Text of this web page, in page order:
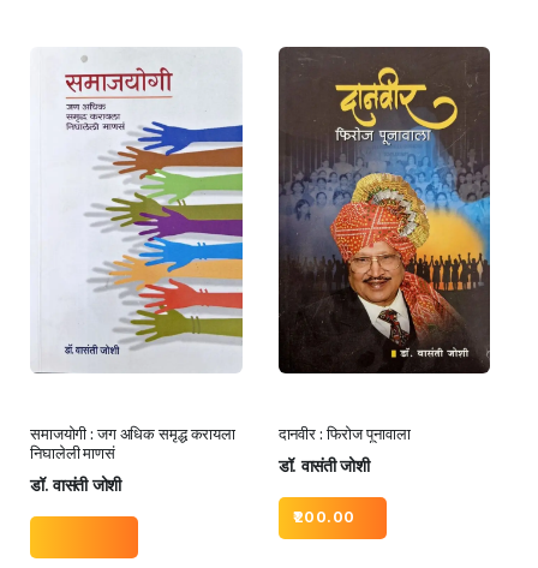
समाजयोगी : जग अधिक समृद्ध करायला
निघालेली माणसं
डॉ. वासंती जोशी
दानवीर : फिरोज पूनावाला
डॉ. वासंती जोशी
200.00